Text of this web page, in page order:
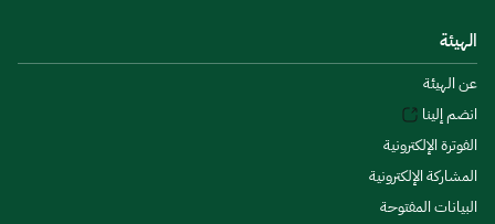
الهيئة
عن الهيئة
انضم إلينا
الفوترة الإلكترونية
المشاركة الإلكترونية
البيانات المفتوحة